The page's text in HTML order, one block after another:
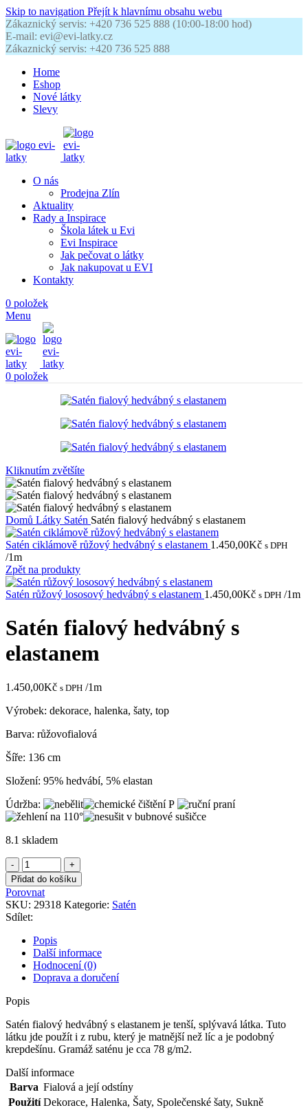
Skip to navigation Přejít k hlavnímu obsahu webu
Zákaznický servis: +420 736 525 888 (10:00-18:00 hod)
E-mail: evi@evi-latky.cz
Zákaznický servis: +420 736 525 888
Home
Eshop
Nové látky
Slevy
O nás
Prodejna Zlín
Aktuality
Rady a Inspirace
Škola látek u Evi
Evi Inspirace
Jak pečovat o látky
Jak nakupovat u EVI
Kontakty
0 položek
Menu
0 položek
Kliknutím zvětšíte
Domů Látky Satén Satén fialový hedvábný s elastanem
Satén ciklámově růžový hedvábný s elastanem 1.450,00Kč s DPH
/1m
Zpět na produkty
Satén růžový lososový hedvábný s elastanem 1.450,00Kč s DPH /1m
Satén fialový hedvábný s
elastanem
1.450,00Kč s DPH /1m
Výrobek: dekorace, halenka, šaty, top
Barva: růžovofialová
Šíře: 136 cm
Složení: 95% hedvábí, 5% elastan
Údržba:
8.1 skladem
Satén
fialový
hedvábný
s
elastanem
množství
Přidat do košíku
Porovnat
SKU: 29318 Kategorie: Satén
Sdílet:
Popis
Další informace
Hodnocení (0)
Doprava a doručení
Popis
Satén fialový hedvábný s elastanem je tenší, splývavá látka. Tuto
látku jde použít i z rubu, který je matnější než líc a je podobný
krepdešínu. Gramáž saténu je cca 78 g/m2.
Další informace
Barva Fialová a její odstíny
Použití Dekorace, Halenka, Šaty, Společenské šaty, Sukně